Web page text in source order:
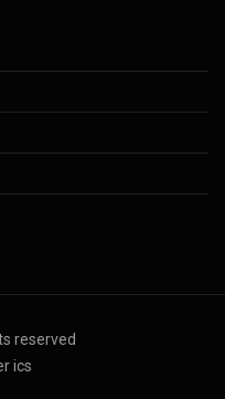
reserved
ics